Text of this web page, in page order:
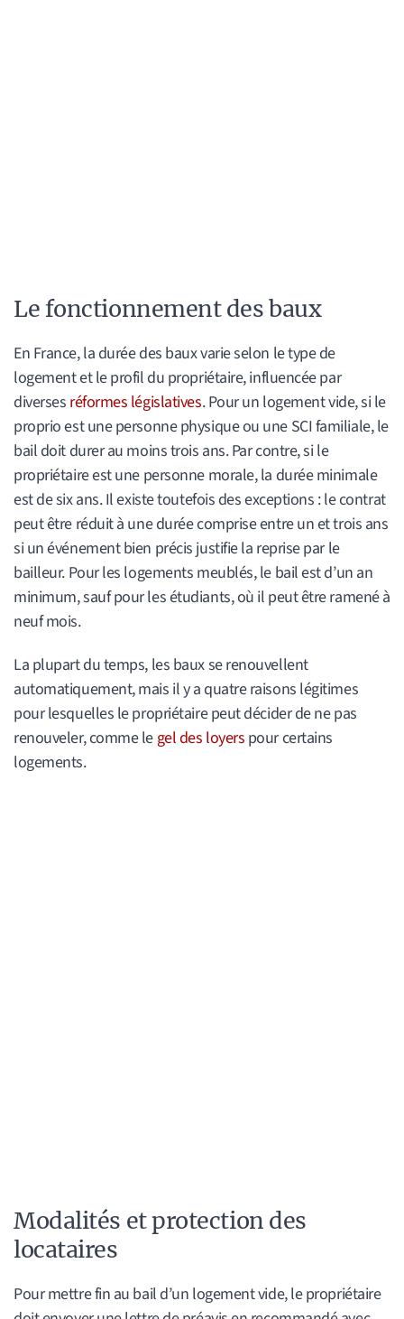
Le fonctionnement des baux
En France, la durée des baux varie selon le type de
logement et le profil du propriétaire, influencée par
diverses réformes législatives. Pour un logement vide, si le
proprio est une personne physique ou une SCI familiale, le
bail doit durer au moins trois ans. Par contre, si le
propriétaire est une personne morale, la durée minimale
est de six ans. Il existe toutefois des exceptions : le contrat
peut être réduit à une durée comprise entre un et trois ans
si un événement bien précis justifie la reprise par le
bailleur. Pour les logements meublés, le bail est d’un an
minimum, sauf pour les étudiants, où il peut être ramené à
neuf mois.
La plupart du temps, les baux se renouvellent
automatiquement, mais il y a quatre raisons légitimes
pour lesquelles le propriétaire peut décider de ne pas
renouveler, comme legel des loyers pour certains
logements.
Modalités et protection des
locataires
Pour mettre fin au bail d’un logement vide, le propriétaire